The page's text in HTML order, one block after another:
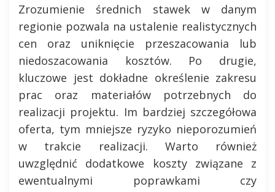
Zrozumienie średnich stawek w danym
regionie pozwala na ustalenie realistycznych
cen oraz uniknięcie przeszacowania lub
niedoszacowania kosztów. Po drugie,
kluczowe jest dokładne określenie zakresu
prac oraz materiałów potrzebnych do
realizacji projektu. Im bardziej szczegółowa
oferta, tym mniejsze ryzyko nieporozumień
w trakcie realizacji. Warto również
uwzględnić dodatkowe koszty związane z
ewentualnymi poprawkami czy